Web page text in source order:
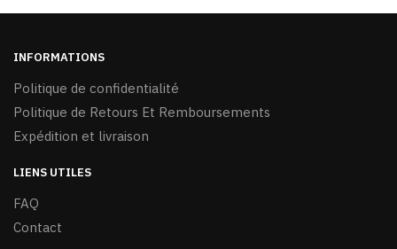
sur
produit
INFORMATIONS
Politique de confidentialité
Politique de Retours Et Remboursements
Expédition et livraison
LIENS UTILES
FAQ
Contact